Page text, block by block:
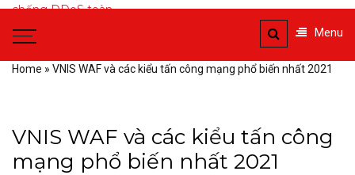
chống DDoS toàn
diện
Menu
Home » VNIS WAF và các kiểu tấn công mạng phổ biến nhất 2021
VNIS WAF và các kiểu tấn công
mạng phổ biến nhất 2021